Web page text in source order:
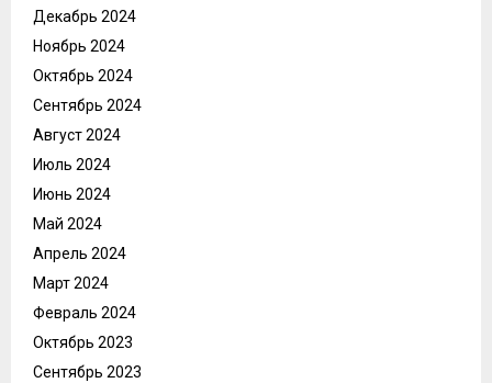
Декабрь 2024
Ноябрь 2024
Октябрь 2024
Сентябрь 2024
Август 2024
Июль 2024
Июнь 2024
Май 2024
Апрель 2024
Март 2024
Февраль 2024
Октябрь 2023
Сентябрь 2023